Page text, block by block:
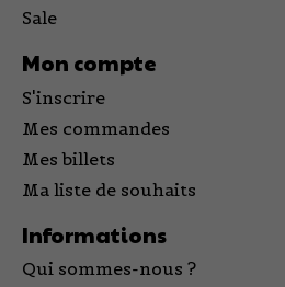
Sale
Mon compte
S'inscrire
Mes commandes
Mes billets
Ma liste de souhaits
Informations
Qui sommes-nous ?